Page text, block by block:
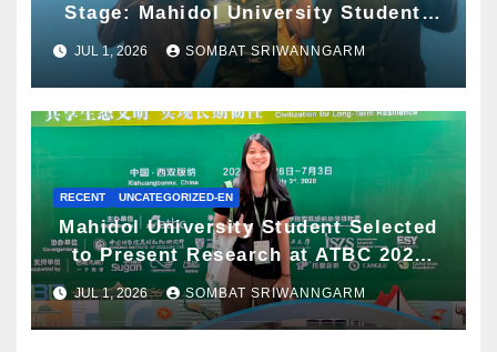
Stage: Mahidol University Students
Present Innovative Wellness
Business Concept at World Spa &
JUL 1, 2026 SOMBAT SRIWANNGARM
RECENT UNCATEGORIZED-EN
Mahidol University Student Selected
to Present Research at ATBC 2026
and Awarded ATBC Travel Grant
JUL 1, 2026 SOMBAT SRIWANNGARM